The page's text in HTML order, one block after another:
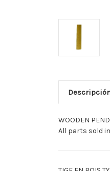
WOODEN
All parts sold